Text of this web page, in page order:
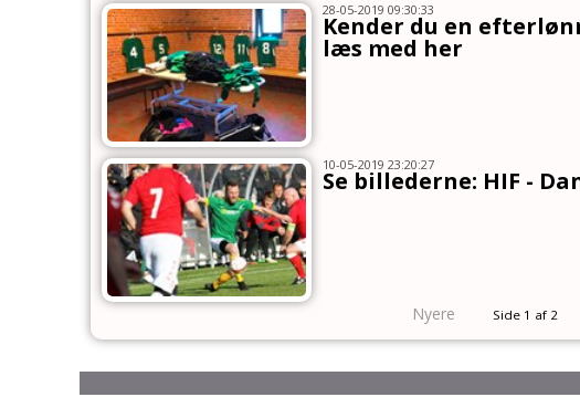
28-05-2019 09:30:33
Kender du en
læs med her
10-05-2019 23:20:27
Se billederne: HIF -
Nyere Side 1 af 2